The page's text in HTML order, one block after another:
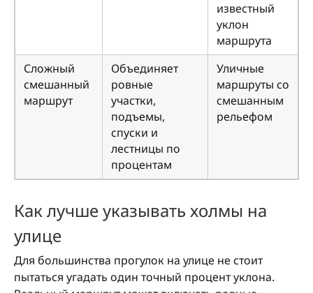
известный
уклон
маршрута
Сложный
смешанный
маршрут
Объединяет
ровные
участки,
подъемы,
спуски и
лестницы по
процентам
Уличные
маршруты со
смешанным
рельефом
Как лучше указывать холмы на
улице
Для большинства прогулок на улице не стоит
пытаться угадать один точный процент уклона.